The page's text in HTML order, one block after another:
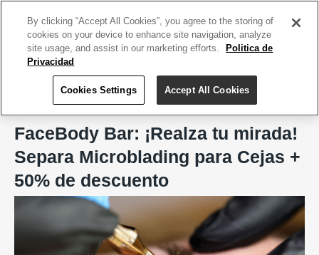
FaceBody Bar, San Juan
FaceBody Bar: ¡Realza tu mirada!
Separa Microblading para Cejas +
50% de descuento
By clicking “Accept All Cookies”, you agree to the storing of
cookies on your device to enhance site navigation, analyze
site usage, and assist in our marketing efforts.
Politica de
Privacidad
Cookies Settings Accept All Cookies